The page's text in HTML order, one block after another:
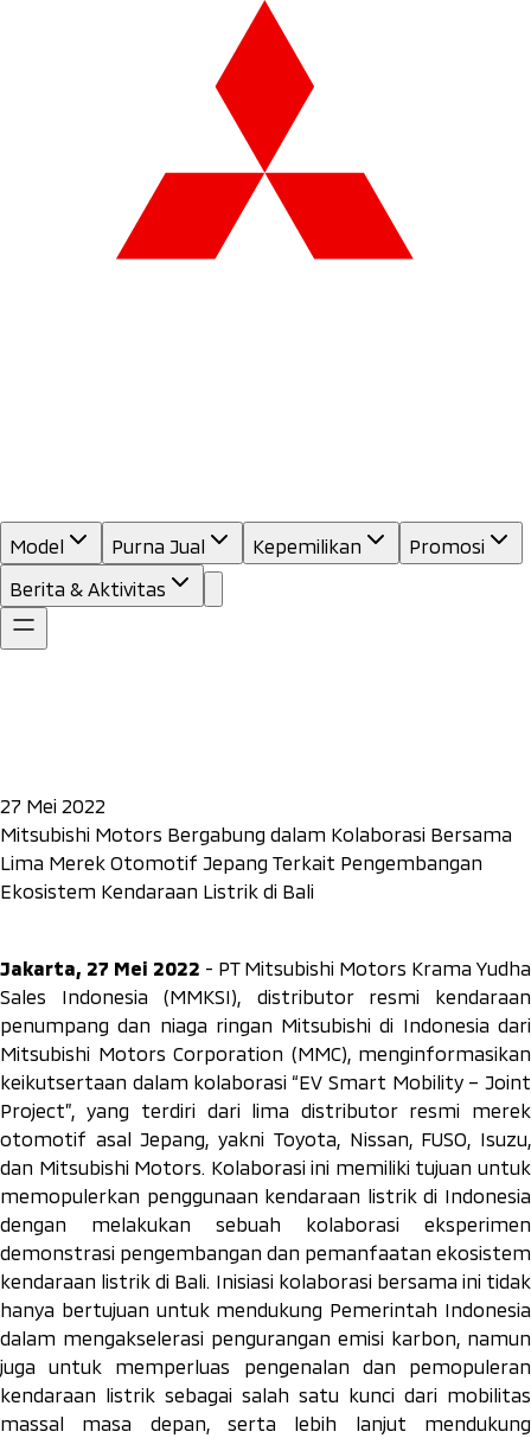
Model Purna Jual Kepemilikan
Promosi
Berita & Aktivitas
27 Mei 2022
Mitsubishi Motors Bergabung dalam Kolaborasi Bersama
Lima Merek Otomotif Jepang Terkait Pengembangan
Ekosistem Kendaraan Listrik di Bali
Jakarta, 27 Mei 2022 - PT Mitsubishi Motors Krama Yudha
Sales Indonesia (MMKSI), distributor resmi kendaraan
penumpang dan niaga ringan Mitsubishi di Indonesia dari
Mitsubishi Motors Corporation (MMC), menginformasikan
keikutsertaan dalam kolaborasi “EV Smart Mobility – Joint
Project”, yang terdiri dari lima distributor resmi merek
otomotif asal Jepang, yakni Toyota, Nissan, FUSO, Isuzu,
dan Mitsubishi Motors. Kolaborasi ini memiliki tujuan untuk
memopulerkan penggunaan kendaraan listrik di Indonesia
dengan melakukan sebuah kolaborasi eksperimen
demonstrasi pengembangan dan pemanfaatan ekosistem
kendaraan listrik di Bali. Inisiasi kolaborasi bersama ini tidak
hanya bertujuan untuk mendukung Pemerintah Indonesia
dalam mengakselerasi pengurangan emisi karbon, namun
juga untuk memperluas pengenalan dan pemopuleran
kendaraan listrik sebagai salah satu kunci dari mobilitas
massal masa depan, serta lebih lanjut mendukung